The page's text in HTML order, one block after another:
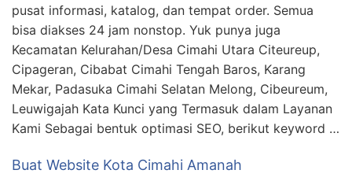
pusat informasi, katalog, dan tempat order. Semua
bisa diakses 24 jam nonstop. Yuk punya juga
Kecamatan Kelurahan/Desa Cimahi Utara Citeureup,
Cipageran, Cibabat Cimahi Tengah Baros, Karang
Mekar, Padasuka Cimahi Selatan Melong, Cibeureum,
Leuwigajah Kata Kunci yang Termasuk dalam Layanan
Kami Sebagai bentuk optimasi SEO, berikut keyword …
Buat Website Kota Cimahi Amanah